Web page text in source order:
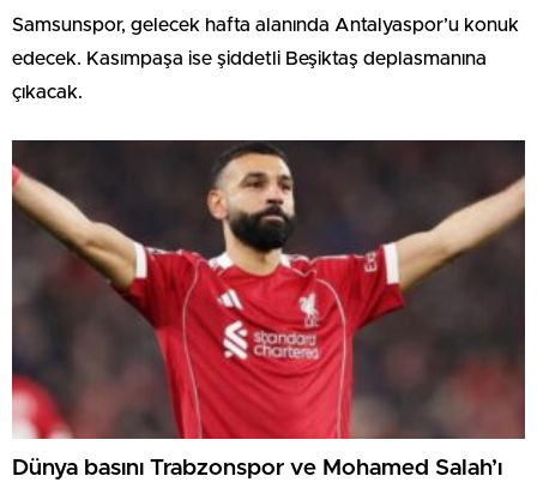
Samsunspor, gelecek hafta alanında Antalyaspor’u konuk
edecek. Kasımpaşa ise şiddetli Beşiktaş deplasmanına
çıkacak.
Dünya basını Trabzonspor ve Mohamed Salah’ı